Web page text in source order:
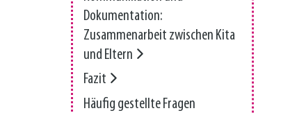
Dokumentation:
Zusammenarbeit zwischen Kita
und Eltern
Fazit
Häufig gestellte Fragen